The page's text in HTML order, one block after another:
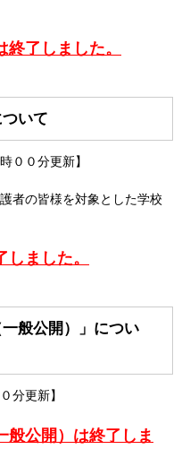
了しました。
ついて
００分更新】
者の皆様を対象とした学校
ました。
一般公開）」につい
分更新】
公開）は終了しま